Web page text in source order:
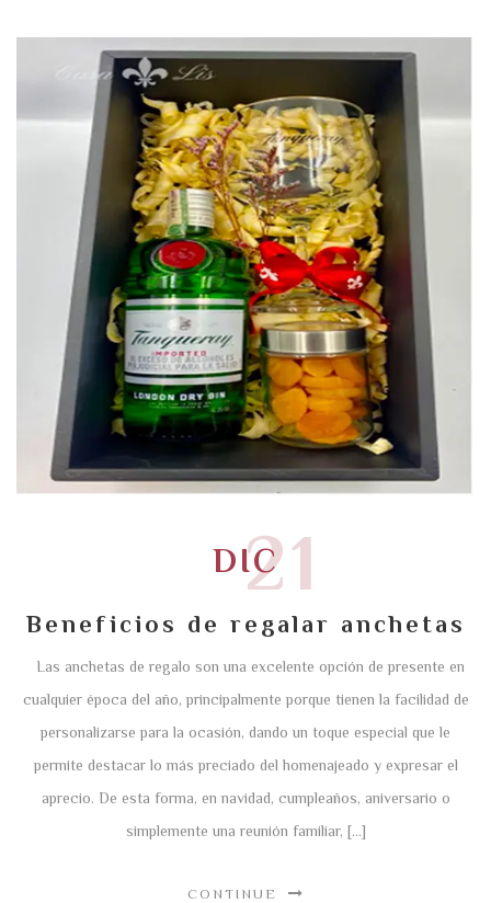
21
DIC
Beneficios de regalar anchetas
Las anchetas de regalo son una excelente opción de presente en
cualquier época del año, principalmente porque tienen la facilidad de
personalizarse para la ocasión, dando un toque especial que le
permite destacar lo más preciado del homenajeado y expresar el
aprecio. De esta forma, en navidad, cumpleaños, aniversario o
simplemente una reunión familiar, […]
CONTINUE